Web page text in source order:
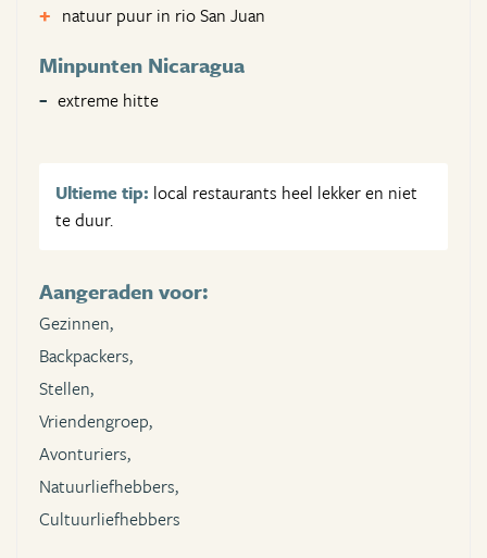
natuur puur in rio San Juan
Minpunten Nicaragua
extreme hitte
Ultieme tip: local restaurants heel lekker en niet
te duur.
Aangeraden voor:
Gezinnen,
Backpackers,
Stellen,
Vriendengroep,
Avonturiers,
Natuurliefhebbers,
Cultuurliefhebbers